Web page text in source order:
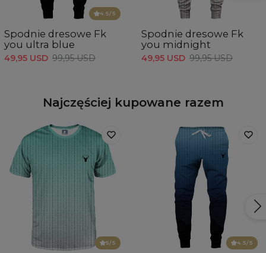
M XL
A - Długość nogawki
104 108
B - Szerokość w pasie
36 40 46
4.5/5
Spodnie dresowe Fk
you ultra blue
49,95 USD 99,95 USD
Spodnie dresowe Fk
you midnight
49,95 USD 99,95 USD
Najczęściej kupowane razem
5/5 4.5/5